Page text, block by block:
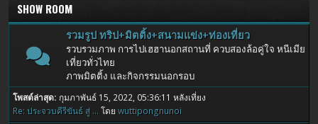
SHOW ROOM
รวมรูป ทริป+มิตติ้ง+สนามแข่ง+ท่องเที่ยว
รวบรวมภาพ การไปเฮฮานอกสถานที่ ควบสองล้อคู่ใจ หนีเมีย
เที่ยวทั่วไทย
ภาพมิตติ้ง และกิจกรรมนอกรอบ
โพสต์ล่าสุด: กุมภาพันธ์ 15, 2022, 05:36:11 หลังเที่ยง
Re: ประจวบคีรีขันธ์ สู่ ... โดย wuttipongnunoi